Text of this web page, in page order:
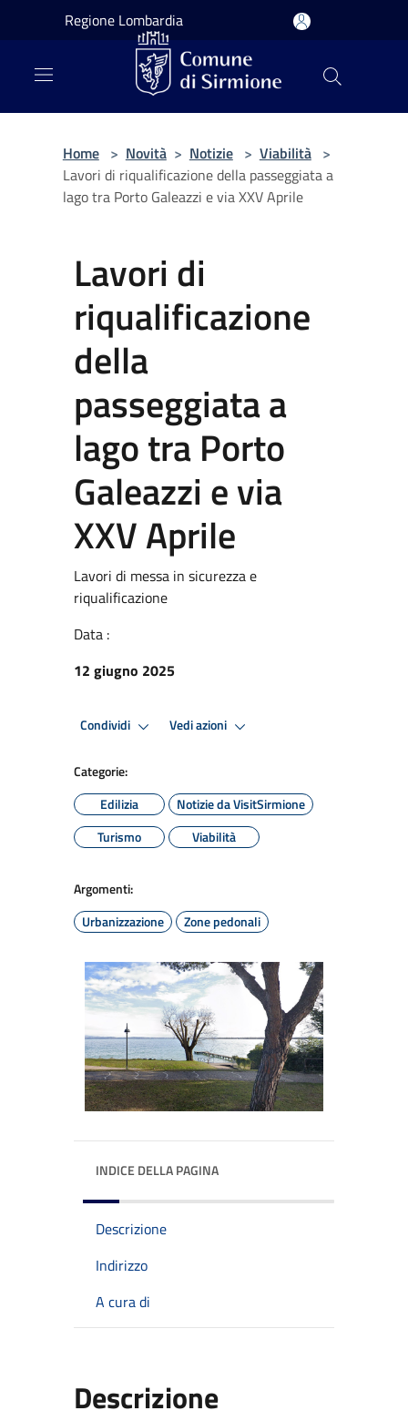
Salta al contenuto principale
Regione Lombardia
Home > Novità > Notizie > Viabilità >
Lavori di riqualificazione della passeggiata a
lago tra Porto Galeazzi e via XXV Aprile
Lavori di
riqualificazione
della
passeggiata a
lago tra Porto
Galeazzi e via
XXV Aprile
Lavori di messa in sicurezza e
riqualificazione
Data :
12 giugno 2025
Condividi Vedi azioni
Categorie:
Edilizia
Notizie da VisitSirmione
Turismo
Viabilità
Argomenti:
Urbanizzazione
Zone pedonali
INDICE DELLA PAGINA
Descrizione
Indirizzo
A cura di
Descrizione